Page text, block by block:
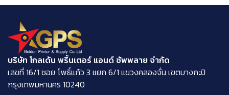
บริษัท โกลเด้น พริ้นเตอร์ แอนด์ ซัพพลาย จำกัด
​เลขที่ 16/1 ซอย โพธิ์แก้ว 3 แยก 6/1 แขวงคลองจั่น เขตบางกะปิ
กรุงเทพมหานคร 10240